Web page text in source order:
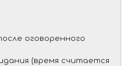
оговоренного
(время считается